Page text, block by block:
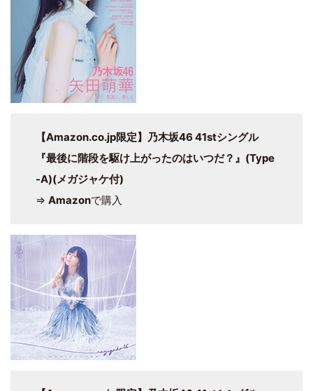
【Amazon.co.jp限定】乃木坂46 41stシングル
『最後に階段を駆け上がったのはいつだ？』(Type
-A)(メガジャケ付)
⇒ Amazonで購入